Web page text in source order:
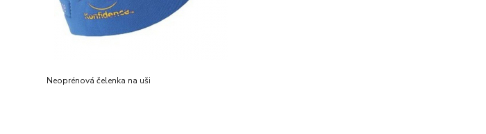
Neoprénová čelenka na uši